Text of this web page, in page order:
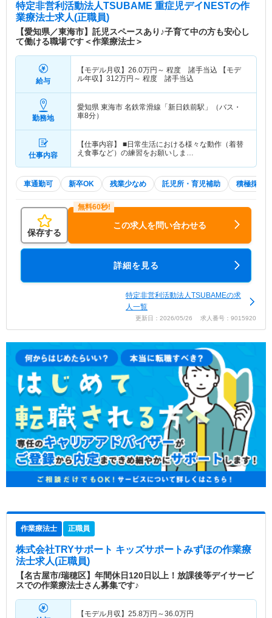
特定非営利活動法人TSUBAME 重症児デイNESTの作
業療法士求人(正職員)
【愛知県／東海市】託児スペースあり♪子育て中の方も安心し
て働ける職場です＜作業療法士＞
給与
【モデル月収】 26.0万円～ 程度 諸手当込 【モデ
ル年収】 312万円～ 程度 諸手当込
勤務地
愛知県 東海市 名鉄常滑線「新日鉄前駅」（バス・
車8分）
仕事内容
【仕事内容】 ■日常生活における様々な動作（着替
え食事など）の練習をお願いしま…
車通勤可 新卒OK 残業少なめ 託児所・育児補助 積極採用中
保存する
この求人を問い合わせる
詳細を見る
特定非営利活動法人TSUBAMEの求
人一覧
更新日：2026/05/26 求人番号：9015920
作業療法士 正職員
株式会社TRYサポート キッズサポートみずほの作業療
法士求人(正職員)
【名古屋市/瑞穂区】年間休日120日以上！放課後等デイサービ
スでの作業療法士さん募集です♪
【モデル月収】 25.8万円～36.0万円